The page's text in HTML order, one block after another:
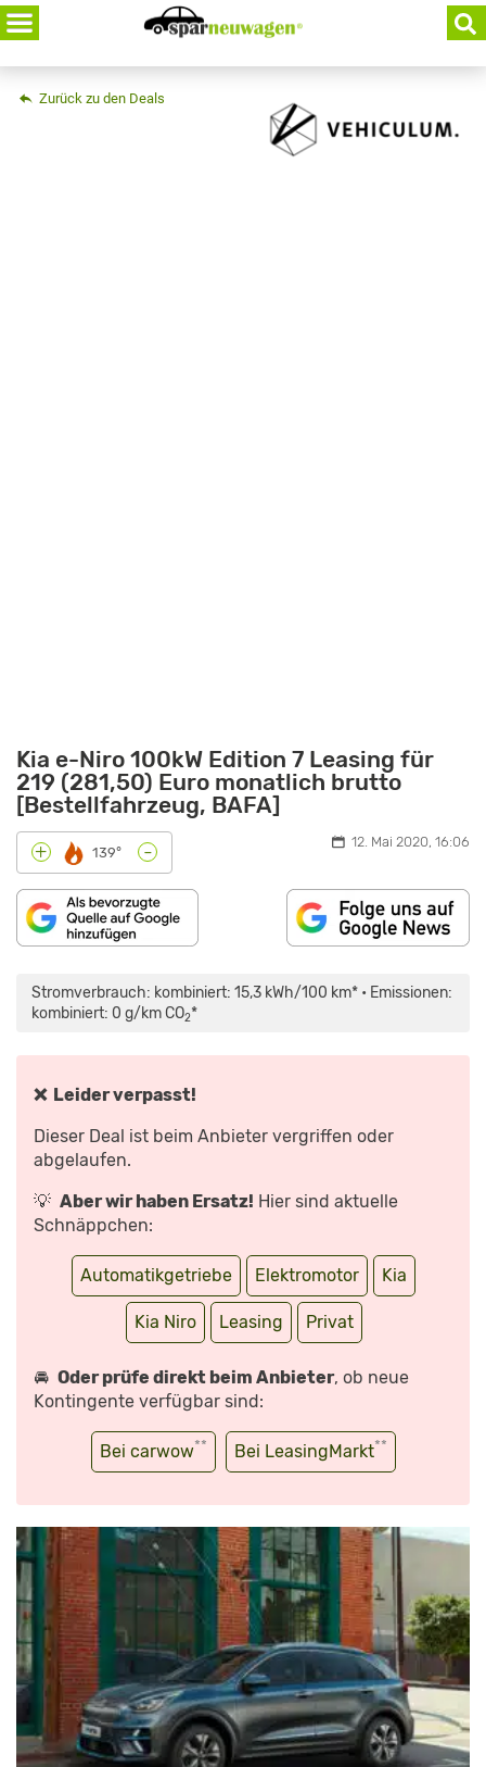
Skip
to
content
Zurück zu den Deals
Kia e-Niro 100kW Edition 7 Leasing für
219 (281,50) Euro monatlich brutto
[Bestellfahrzeug, BAFA]
+ 139° - 12. Mai 2020, 16:06
Stromverbrauch: kombiniert: 15,3 kWh/100 km* • Emissionen:
kombiniert: 0 g/km CO2*
❌ Leider verpasst!
Dieser Deal ist beim Anbieter vergriffen oder
abgelaufen.
💡 Aber wir haben Ersatz! Hier sind aktuelle
Schnäppchen:
Automatikgetriebe Elektromotor Kia
Kia Niro Leasing Privat
🚘 Oder prüfe direkt beim Anbieter, ob neue
Kontingente verfügbar sind:
Bei carwow** Bei LeasingMarkt**
ELEKTROAUTO
FAHREN?!
DER
KIA
(150
KW/64
KWH)
VON
YOUTUBE
ANZEIGEN